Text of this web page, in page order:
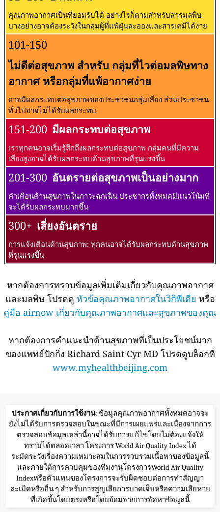
คุณภาพอากาศเป็นที่ยอมรับได้ อย่างไรก็ตามสำหรับสารมลพิษ
บางอย่างอาจต้องระวังในกลุ่มผู้ที่แพ้ฝุ่นละอองและสารเคมีได้ง่าย
101-150
ไม่ดีต่อสุขภาพ สำหรับ กลุ่มที่ไวต่อมลพิษทาง
อากาศ หรือกลุ่มที่แพ้อากาศง่าย
อาจมีผลกระทบต่อสุขภาพของประชาชนกลุ่มเสี่ยง ส่วนประชาชน
ทั่วไปอาจไม่ได้รับผลกระทบ
151-200 มีผลกระทบต่อสุขภาพ
เราทุกคนอาจเริ่มรู้สึกถึงผลกระทบต่อสุขภาพ กลุ่มคนที่มีความ
เสี่ยงสูงอาจได้รับผลกระทบด้านสุขภาพที่รุนแรงขึ้น
201-300 อันตรายต่อสุขภาพเป็นอย่างมาก
คำเตือนด้านสุขภาพในภาวะฉุกเฉิน ประชากรทั้งหมดมีแนวโน้มที่
จะได้รับผลกระทบมากขึ้น
300+ เสี่ยงอันตราย
การแจ้งเตือนด้านสุขภาพ: ทุกคนอาจได้รับผลกระทบด้านสุขภาพ
ที่รุนแรงขึ้น
หากต้องการทราบข้อมูลเพิ่มเติมเกี่ยวกับคุณภาพอากาศ
และมลพิษ โปรดดู หัวข้อคุณภาพอากาศในวิกิพีเดีย หรือ
คู่มือ airnow เกี่ยวกับคุณภาพอากาศและสุขภาพของคุณ
หากต้องการคำแนะนำด้านสุขภาพที่เป็นประโยชน์มาก
ของแพทย์ปักกิ่ง Richard Saint Cyr MD โปรดดูบล็อกที่
www.myhealthbeijing.com
ประกาศเกี่ยวกับการใช้งาน: ข้อมูลคุณภาพอากาศทั้งหมดอาจจะ
ยังไม่ได้รับการตรวจสอบในขณะที่มีการเผยแพร่และเนื่องจากการ
ตรวจสอบข้อมูลเหล่านี้อาจได้รับการแก้ไขโดยไม่ต้องแจ้งให้
ทราบได้ตลอดเวลา โครงการ World Air Quality Index ได้
ระมัดระวังเรื่องความเหมาะสมในการรวบรวมเนื้อหาของข้อมูลนี้
และภายใต้การควบคุมของทีมงานโครงการWorld Air Quality
Indexหรือตัวแทนของโครงการจะรับผิดชอบต่อการทำสัญญา
ละเมิดหรืออื่น ๆ สำหรับการสูญเสียการบาดเจ็บหรือความเสียหาย
ที่เกิดขึ้นโดยตรงหรือโดยอ้อมจากการจัดหาข้อมูลนี้